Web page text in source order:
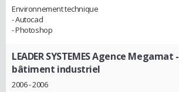
Environnement technique
- Autocad
- Photoshop
LEADER SYSTEMES Agence Megamat
bâtiment industriel
2006 - 2006